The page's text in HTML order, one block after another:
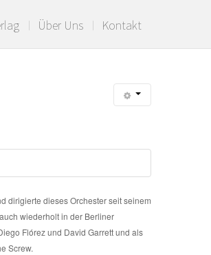
Über Uns Kontakt
dirigierte dieses Orchester seit seinem
wiederholt in der Berliner
Flórez und David Garrett und als
Screw.